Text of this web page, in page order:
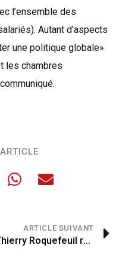
l’ensemble des
Autant d’aspects
une politique globale»
les chambres
ARTICLE SUIVANT
Thierry Roquefeuil réélu à la tête de la FNPL